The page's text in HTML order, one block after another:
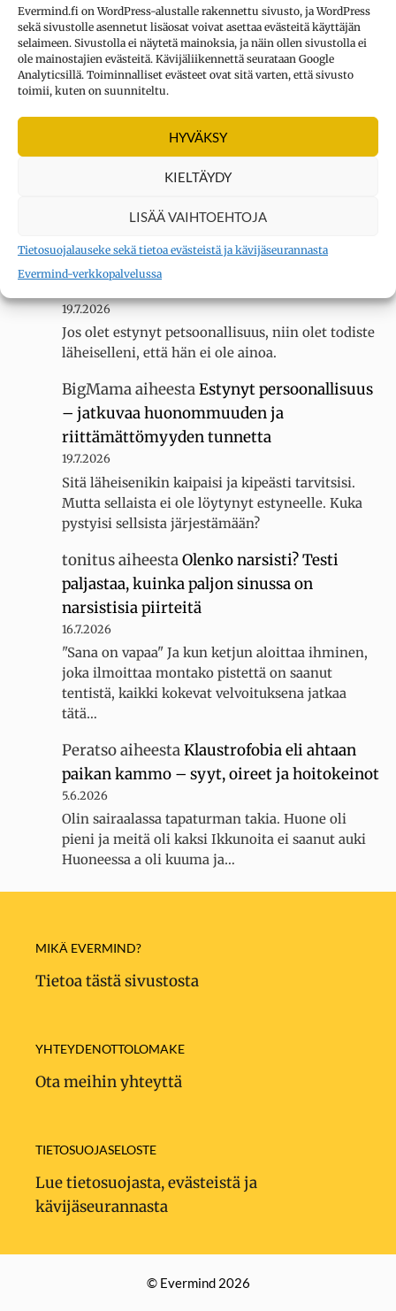
Evermind.fi on WordPress-alustalle rakennettu sivusto, ja WordPress
sekä sivustolle asennetut lisäosat voivat asettaa evästeitä käyttäjän
selaimeen. Sivustolla ei näytetä mainoksia, ja näin ollen sivustolla ei
ole mainostajien evästeitä. Kävijäliikennettä seurataan Google
Analyticsillä. Toiminnalliset evästeet ovat sitä varten, että sivusto
toimii, kuten on suunniteltu.
HYVÄKSY
KIELTÄYDY
LISÄÄ VAIHTOEHTOJA
Tietosuojalauseke sekä tietoa evästeistä ja kävijäseurannasta
Evermind-verkkopalvelussa
UUSIMMAT KOMMENTIT
Kysymys merkkiaiheestaOletko
erityisherkkä? Tee testi
3.8.2026
Sain 22 pistettä KYLLÄ... tuntuu siltä, ettei
luokassani ole muita erityisherkkiä, koska
luokallamme on 20 oppilasta mutta silti minua
19.7.2026
Jos olet estynyt petsoonallisuus, niin olet todiste
läheiselleni, että hän ei ole ainoa.
BigMamaaiheestaEstynyt persoonallisuus
– jatkuvaa huonommuuden ja
riittämättömyyden tunnetta
19.7.2026
Sitä läheisenikin kaipaisi ja kipeästi tarvitsisi.
Mutta sellaista ei ole löytynyt estyneelle. Kuka
pystyisi sellsista järjestämään?
tonitusaiheestaOlenko narsisti? Testi
paljastaa, kuinka paljon sinussa on
narsistisia piirteitä
16.7.2026
"Sana on vapaa" Ja kun ketjun aloittaa ihminen,
joka ilmoittaa montako pistettä on saanut
tentistä, kaikki kokevat velvoituksena jatkaa
tätä…
PeratsoaiheestaKlaustrofobia eli ahtaan
paikan kammo – syyt, oireet ja hoitokeinot
5.6.2026
Olin sairaalassa tapaturman takia. Huone oli
pieni ja meitä oli kaksi Ikkunoita ei saanut auki
Huoneessa a oli kuuma ja…
MIKÄ EVERMIND?
Tietoa tästä sivustosta
YHTEYDENOTTOLOMAKE
Ota meihin yhteyttä
TIETOSUOJASELOSTE
Lue tietosuojasta, evästeistä ja
kävijäseurannasta
© Evermind 2026